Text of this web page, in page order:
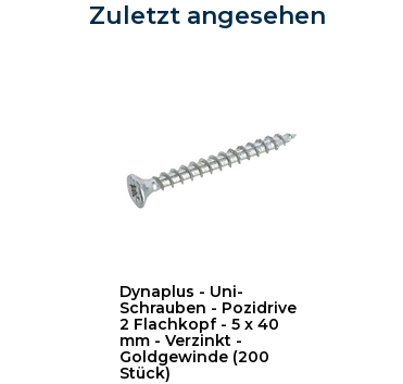
Zuletzt angesehen
Dynaplus - Uni-
Schrauben - Pozidrive
2 Flachkopf - 5 x 40
mm - Verzinkt -
Goldgewinde (200
Stück)